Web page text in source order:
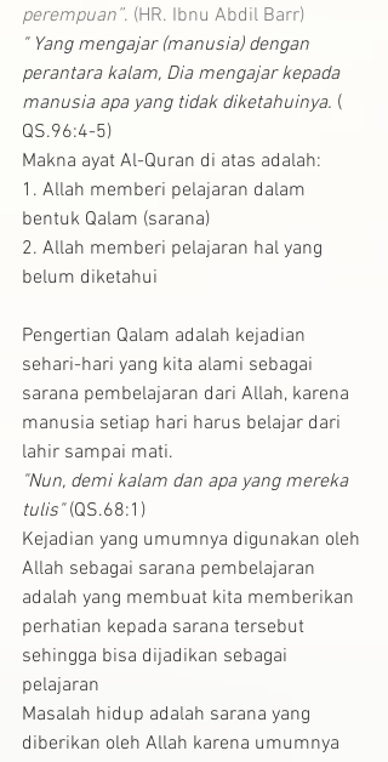
perempuan”. (HR. Ibnu Abdil Barr)
" Yang mengajar (manusia) dengan
perantara kalam, Dia mengajar kepada
manusia apa yang tidak diketahuinya. (
QS.96:4-5)
Makna ayat Al-Quran di atas adalah:
1. Allah memberi pelajaran dalam
bentuk Qalam (sarana)
2. Allah memberi pelajaran hal yang
belum diketahui
Pengertian Qalam adalah kejadian
sehari-hari yang kita alami sebagai
sarana pembelajaran dari Allah, karena
manusia setiap hari harus belajar dari
lahir sampai mati.
"Nun, demi kalam dan apa yang mereka
tulis" (QS.68:1)
Kejadian yang umumnya digunakan oleh
Allah sebagai sarana pembelajaran
adalah yang membuat kita memberikan
perhatian kepada sarana tersebut
sehingga bisa dijadikan sebagai
pelajaran
Masalah hidup adalah sarana yang
diberikan oleh Allah karena umumnya